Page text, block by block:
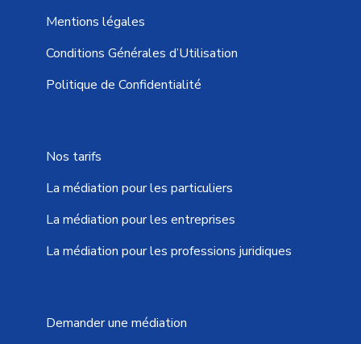
Mentions légales
Conditions Générales d’Utilisation
Politique de Confidentialité
Nos tarifs
La médiation pour les particuliers
La médiation pour les entreprises
La médiation pour les professions juridiques
Demander une médiation